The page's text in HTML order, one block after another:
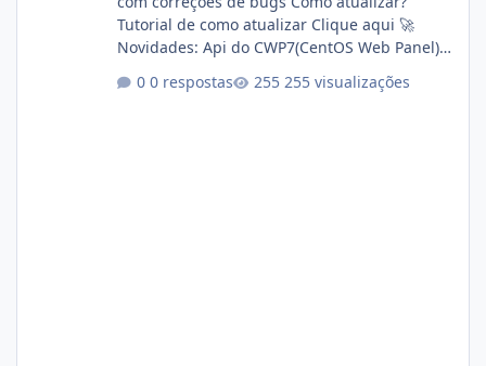
Tutorial de como atualizar Clique aqui 🚀
Novidades: Api do CWP7(CentOS Web Panel)
autorizado a usasr o isistem:
0 respostas 255 visualizações